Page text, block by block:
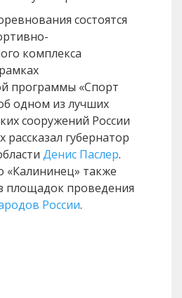
состоятся
комплекса
программы «Спорт
одном из лучших
сооружений России
рассказал губернатор
Денис Паслер.
«Калининец» также
площадок проведения
России.